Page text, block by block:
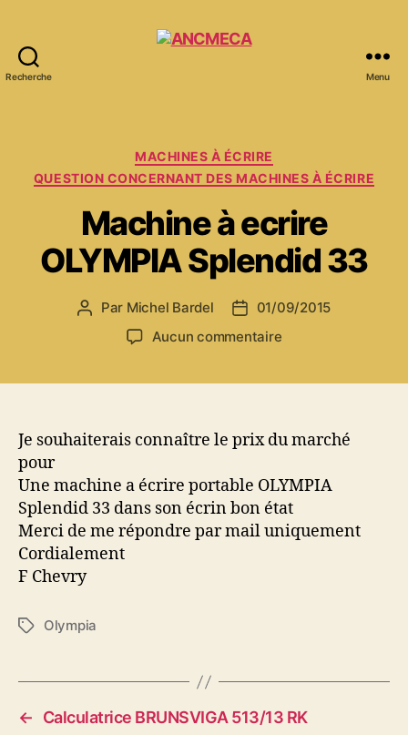
Recherche Menu
Catégories
MACHINES À ÉCRIRE
QUESTION CONCERNANT DES MACHINES À ÉCRIRE
Machine à ecrire
OLYMPIA Splendid 33
Auteur
Par Michel Bardel
Date
de
01/09/2015
Aucun commentairesur
Splendid
Je souhaiterais connaître le prix du marché
pour
Une machine a écrire portable OLYMPIA
Splendid 33 dans son écrin bon état
Merci de me répondre par mail uniquement
Cordialement
F Chevry
Étiquettes
Olympia
←
Calculatrice BRUNSVIGA 513/13 RK